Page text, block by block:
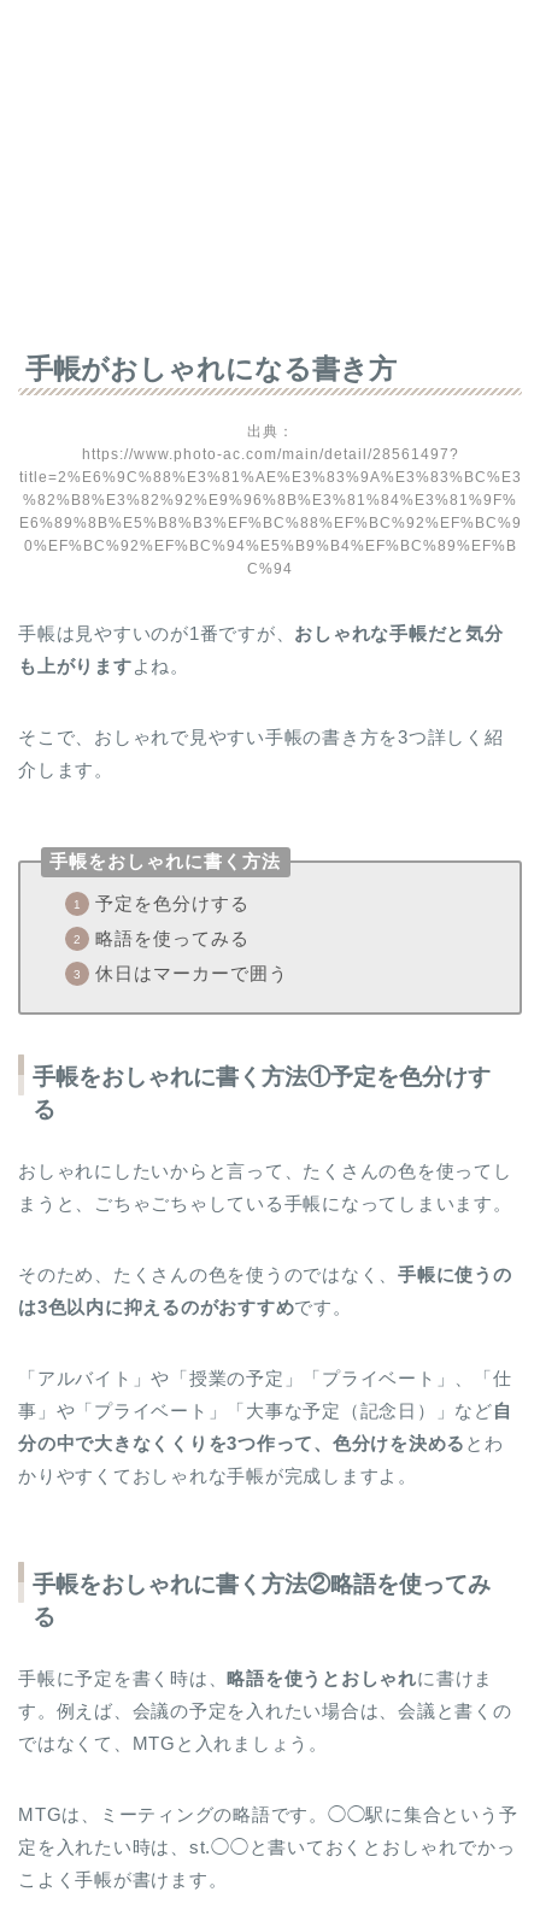
手帳がおしゃれになる書き方
出典：
https://www.photo-ac.com/main/detail/28561497?
title=2%E6%9C%88%E3%81%AE%E3%83%9A%E3%83%BC%E3
%82%B8%E3%82%92%E9%96%8B%E3%81%84%E3%81%9F%
E6%89%8B%E5%B8%B3%EF%BC%88%EF%BC%92%EF%BC%9
0%EF%BC%92%EF%BC%94%E5%B9%B4%EF%BC%89%EF%B
C%94
手帳は見やすいのが1番ですが、 おしゃれな手帳だと気分
も上がりますよね。
そこで、おしゃれで見やすい手帳の書き方を3つ詳しく紹
介します。
手帳をおしゃれに書く方法
予定を色分けする
略語を使ってみる
休日はマーカーで囲う
手帳をおしゃれに書く方法①予定を色分けす
る
おしゃれにしたいからと言って、たくさんの色を使ってし
まうと、ごちゃごちゃしている手帳になってしまいます。
そのため、たくさんの色を使うのではなく、手帳に使うの
は3色以内に抑えるのがおすすめです。
「アルバイト」や「授業の予定」「プライベート」、「仕
事」や「プライベート」「大事な予定（記念日）」など自
分の中で大きなくくりを3つ作って、色分けを決める とわ
かりやすくておしゃれな手帳が完成しますよ。
手帳をおしゃれに書く方法②略語を使ってみ
る
手帳に予定を書く時は、略語を使うとおしゃれに書けま
す。例えば、会議の予定を入れたい場合は、会議と書くの
ではなくて、MTGと入れましょう。
MTGは、ミーティングの略語です。◯◯駅に集合という予
定を入れたい時は、st.◯◯と書いておくとおしゃれでかっ
こよく手帳が書けます。